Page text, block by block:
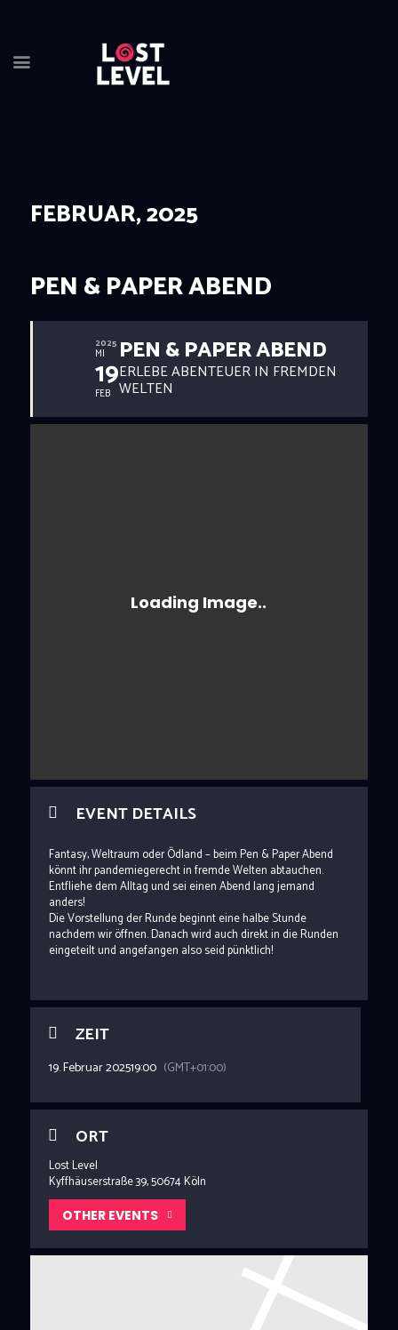
EVENTS
ABOUT
RESERVIERUNG
FEBRUAR, 2025
PEN & PAPER ABEND
2025
MI
19
FEB
PEN & PAPER ABEND
ERLEBE ABENTEUER IN FREMDEN
WELTEN
EVENT DETAILS
Fantasy, Weltraum oder Ödland – beim Pen & Paper Abend
könnt ihr pandemiegerecht in fremde Welten abtauchen.
Entfliehe dem Alltag und sei einen Abend lang jemand
anders!
Die Vorstellung der Runde beginnt eine halbe Stunde
nachdem wir öffnen. Danach wird auch direkt in die Runden
eingeteilt und angefangen also seid pünktlich!
ZEIT
19. Februar 202519:00 (GMT+01:00)
ORT
Lost Level
Kyffhäuserstraße 39, 50674 Köln
OTHER EVENTS